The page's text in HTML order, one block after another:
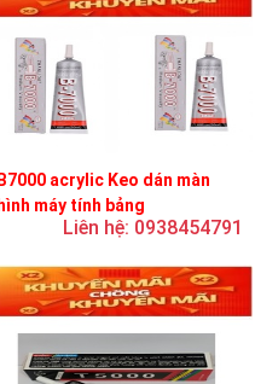
B7000 acrylic Keo dán màn
hình máy tính bảng
Liên hệ: 0938454791